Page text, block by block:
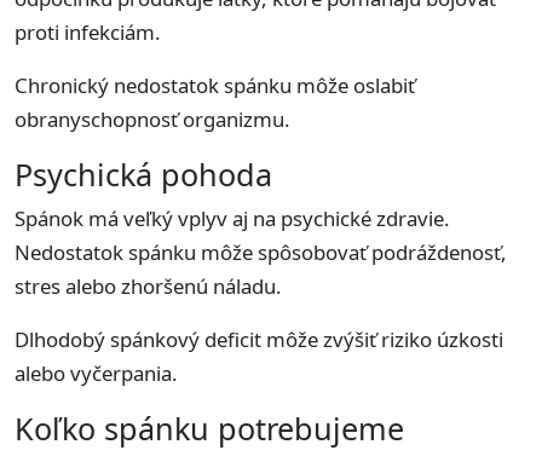
proti infekciám.
Chronický nedostatok spánku môže oslabiť
obranyschopnosť organizmu.
Psychická pohoda
Spánok má veľký vplyv aj na psychické zdravie.
Nedostatok spánku môže spôsobovať podráždenosť,
stres alebo zhoršenú náladu.
Dlhodobý spánkový deficit môže zvýšiť riziko úzkosti
alebo vyčerpania.
Koľko spánku potrebujeme